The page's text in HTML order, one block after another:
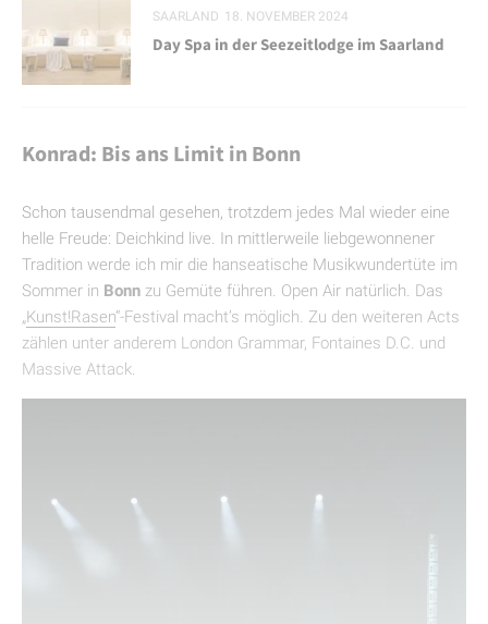
SAARLAND 18. NOVEMBER 2024
Day Spa in der Seezeitlodge im Saarland
Konrad: Bis ans Limit in Bonn
Schon tausendmal gesehen, trotzdem jedes Mal wieder eine
helle Freude: Deichkind live. In mittlerweile liebgewonnener
Tradition werde ich mir die hanseatische Musikwundertüte im
Sommer in Bonn zu Gemüte führen. Open Air natürlich. Das
„Kunst!Rasen“-Festival macht’s möglich. Zu den weiteren Acts
zählen unter anderem London Grammar, Fontaines D.C. und
Massive Attack.